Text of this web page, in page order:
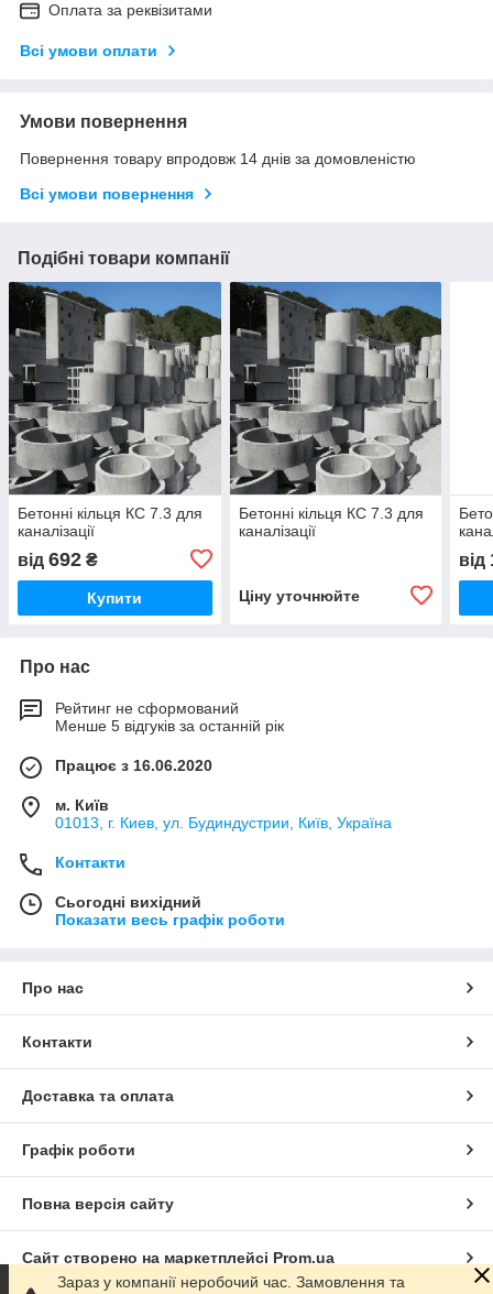
Оплата за реквізитами
Всі умови оплати
Умови повернення
Повернення товару впродовж 14 днів за домовленістю
Всі умови повернення
Подібні товари компанії
Бетонні кільця КС 7.3 для
каналізації
від 692 ₴
Купити
Бетонні кільця КС 7.3 для
каналізації
Ціну уточнюйте
від
Про нас
Рейтинг не сформований
Менше 5 відгуків за останній рік
Працює з 16.06.2020
м. Київ
01013, г. Киев, ул. Будиндустрии, Київ, Україна
Контакти
Сьогодні вихідний
Показати весь графік роботи
Про нас
Контакти
Доставка та оплата
Графік роботи
Повна версія сайту
Сайт створено на маркетплейсі Prom.ua
Зараз у компанії неробочий час. Замовлення та